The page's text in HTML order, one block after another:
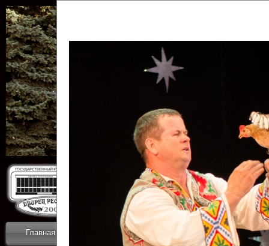
Главная Приветствие Коллективы Новости